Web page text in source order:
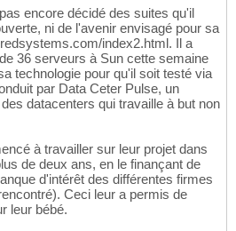
encore décidé des suites qu'il
ni de l'avenir envisagé pour sa
index2.html. Il a
36 serveurs à Sun cette semaine
technologie pour qu'il soit testé via
par Data Ceter Pulse, un
datacenters qui travaille à but non
à travailler sur leur projet dans
de deux ans, en le finançant de
d'intérêt des différentes firmes
Ceci leur a permis de
leur bébé.